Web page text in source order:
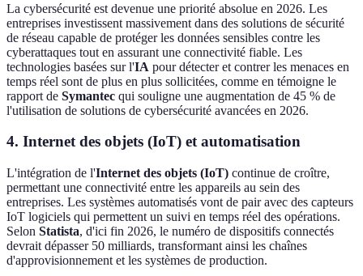
La cybersécurité est devenue une priorité absolue en 2026. Les
entreprises investissent massivement dans des solutions de sécurité
de réseau capable de protéger les données sensibles contre les
cyberattaques tout en assurant une connectivité fiable. Les
technologies basées sur l'IA pour détecter et contrer les menaces en
temps réel sont de plus en plus sollicitées, comme en témoigne le
rapport de Symantec qui souligne une augmentation de 45 % de
l'utilisation de solutions de cybersécurité avancées en 2026.
4. Internet des objets (IoT) et automatisation
L'intégration de l'Internet des objets (IoT) continue de croître,
permettant une connectivité entre les appareils au sein des
entreprises. Les systèmes automatisés vont de pair avec des capteurs
IoT logiciels qui permettent un suivi en temps réel des opérations.
Selon Statista, d'ici fin 2026, le numéro de dispositifs connectés
devrait dépasser 50 milliards, transformant ainsi les chaînes
d'approvisionnement et les systèmes de production.